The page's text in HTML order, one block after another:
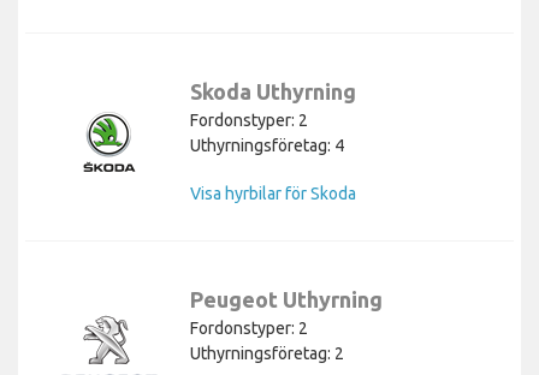
Skoda Uthyrning
Fordonstyper: 2
Uthyrningsföretag: 4
Visa hyrbilar för Skoda
Peugeot Uthyrning
Fordonstyper: 2
Uthyrningsföretag: 2